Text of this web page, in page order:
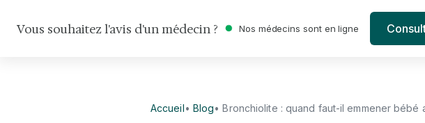
Vous souhaitez l'avis d'un médecin ? Nos médecins sont en ligne
Accueil• Blog•Bronchiolite : quand faut-il emmener bébé